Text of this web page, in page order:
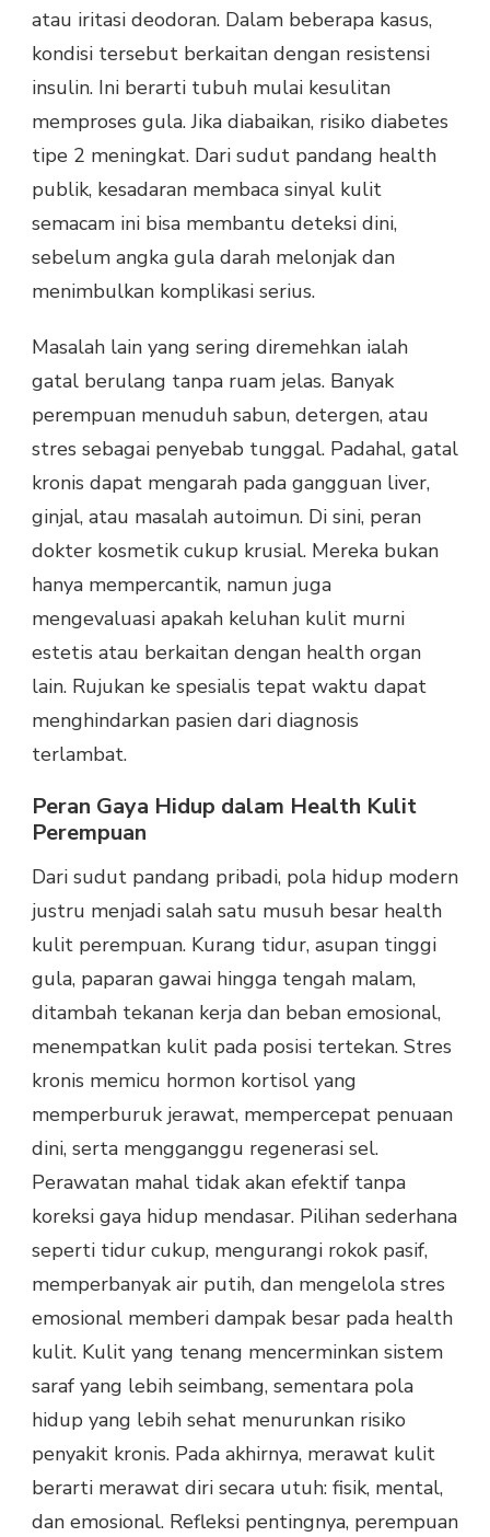
atau iritasi deodoran. Dalam beberapa kasus,
kondisi tersebut berkaitan dengan resistensi
insulin. Ini berarti tubuh mulai kesulitan
memproses gula. Jika diabaikan, risiko diabetes
tipe 2 meningkat. Dari sudut pandang health
publik, kesadaran membaca sinyal kulit
semacam ini bisa membantu deteksi dini,
sebelum angka gula darah melonjak dan
menimbulkan komplikasi serius.
Masalah lain yang sering diremehkan ialah
gatal berulang tanpa ruam jelas. Banyak
perempuan menuduh sabun, detergen, atau
stres sebagai penyebab tunggal. Padahal, gatal
kronis dapat mengarah pada gangguan liver,
ginjal, atau masalah autoimun. Di sini, peran
dokter kosmetik cukup krusial. Mereka bukan
hanya mempercantik, namun juga
mengevaluasi apakah keluhan kulit murni
estetis atau berkaitan dengan health organ
lain. Rujukan ke spesialis tepat waktu dapat
menghindarkan pasien dari diagnosis
terlambat.
Peran Gaya Hidup dalam Health Kulit
Perempuan
Dari sudut pandang pribadi, pola hidup modern
justru menjadi salah satu musuh besar health
kulit perempuan. Kurang tidur, asupan tinggi
gula, paparan gawai hingga tengah malam,
ditambah tekanan kerja dan beban emosional,
menempatkan kulit pada posisi tertekan. Stres
kronis memicu hormon kortisol yang
memperburuk jerawat, mempercepat penuaan
dini, serta mengganggu regenerasi sel.
Perawatan mahal tidak akan efektif tanpa
koreksi gaya hidup mendasar. Pilihan sederhana
seperti tidur cukup, mengurangi rokok pasif,
memperbanyak air putih, dan mengelola stres
emosional memberi dampak besar pada health
kulit. Kulit yang tenang mencerminkan sistem
saraf yang lebih seimbang, sementara pola
hidup yang lebih sehat menurunkan risiko
penyakit kronis. Pada akhirnya, merawat kulit
berarti merawat diri secara utuh: fisik, mental,
dan emosional. Refleksi pentingnya, perempuan